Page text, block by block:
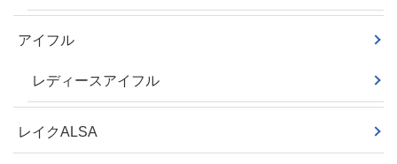
アイフル
レディースアイフル
レイクALSA